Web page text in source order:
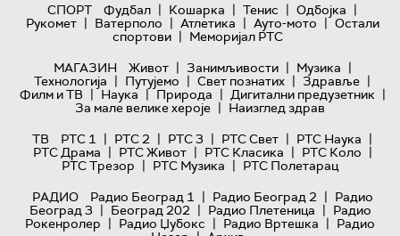
СПОРТ
Фудбал | Кошарка | Тенис | Одбојка |
Рукомет | Ватерполо | Атлетика | Ауто-мото | Остали
спортови | Меморијал РТС
МАГАЗИН
Живот | Занимљивости | Музика |
Технологијa | Путујемо | Свет познатих | Здравље |
Филм и ТВ | Наука | Природа | Дигитални предузетник |
За мале велике хероје | Наизглед здрав
ТВ
РТС 1 | РТС 2 | РТС 3 | РТС Свет | РТС Наука |
РТС Драма | РТС Живот | РТС Класика | РТС Коло |
РТС Трезор | РТС Музика | РТС Полетарац
РАДИО
Радио Београд 1 | Радио Београд 2 | Радио
Београд 3 | Београд 202 | Радио Плетеница | Радио
Рокенролер | Радио Џубокс | Радио Вртешка | Радио